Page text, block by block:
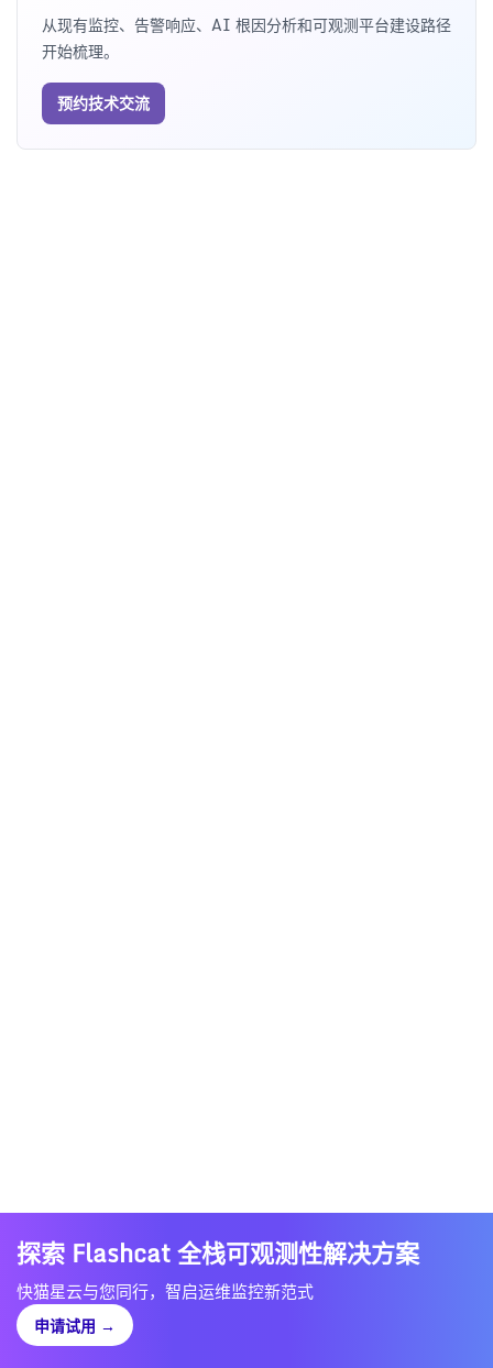
从现有监控、告警响应、AI 根因分析和可观测平台建设路径
开始梳理。
预约技术交流
探索 Flashcat 全栈可观测性解决方案
快猫星云与您同行，智启运维监控新范式
申请试用 →